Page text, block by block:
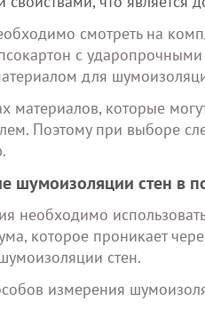
смотреть на
с
для
материалов, которые
Поэтому при выборе
шумоизоляции стен в
необходимо
которое проникает
стен.
измерения